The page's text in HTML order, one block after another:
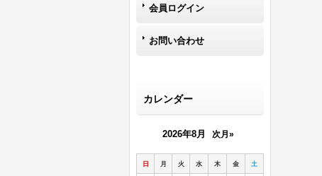
会員ログイン
お問い合わせ
カレンダー
2026年8月 次月»
日 月 火 水 木 金 土